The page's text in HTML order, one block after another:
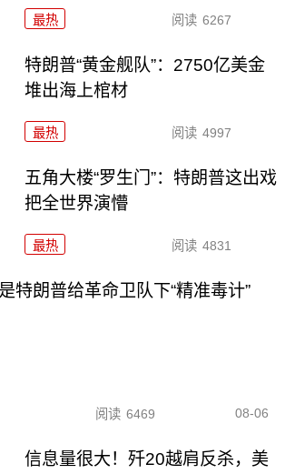
最热 阅读 6267
特朗普“黄金舰队”：2750亿美金
堆出海上棺材
最热 阅读 4997
五角大楼“罗生门”：特朗普这出戏
把全世界演懵
最热 阅读 4831
特朗普给革命卫队下“精准毒计”
阅读 6469 08-06
信息量很大！歼20越肩反杀，美